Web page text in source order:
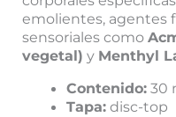
emolientes, agentes
sensoriales como
vegetal) y Menthyl
Contenido:30
Tapa:disc-top